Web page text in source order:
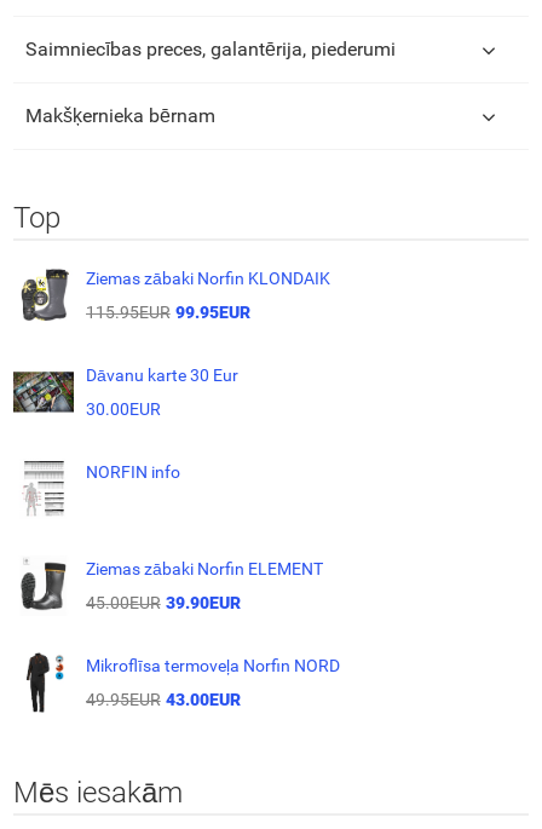
Saimniecības preces, galantērija, piederumi
Makšķernieka bērnam
Top
Ziemas zābaki Norfin KLONDAIK
115.95EUR 99.95EUR
Dāvanu karte 30 Eur
30.00EUR
NORFIN info
Ziemas zābaki Norfin ELEMENT
45.00EUR 39.90EUR
Mikroflīsa termoveļa Norfin NORD
49.95EUR 43.00EUR
Mēs iesakām